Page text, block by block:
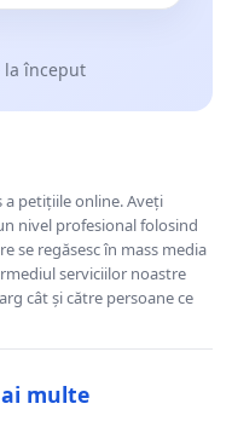
început
a petițiile online. Aveți
nivel profesional folosind
se regăsesc în mass media
serviciilor noastre
cât și către persoane ce
multe